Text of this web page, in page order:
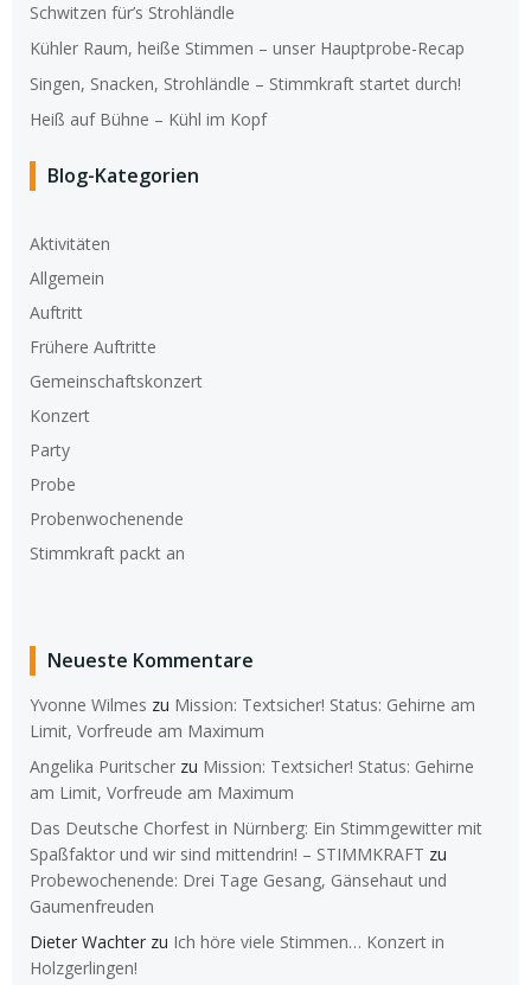
Schwitzen für’s Strohländle
Kühler Raum, heiße Stimmen – unser Hauptprobe-Recap
Singen, Snacken, Strohländle – Stimmkraft startet durch!
Heiß auf Bühne – Kühl im Kopf
Blog-Kategorien
Aktivitäten
Allgemein
Auftritt
Frühere Auftritte
Gemeinschaftskonzert
Konzert
Party
Probe
Probenwochenende
Stimmkraft packt an
Neueste Kommentare
Yvonne Wilmes zu Mission: Textsicher! Status: Gehirne am
Limit, Vorfreude am Maximum
Angelika Puritscher zu Mission: Textsicher! Status: Gehirne
am Limit, Vorfreude am Maximum
Das Deutsche Chorfest in Nürnberg: Ein Stimmgewitter mit
Spaßfaktor und wir sind mittendrin! – STIMMKRAFT zu
Probewochenende: Drei Tage Gesang, Gänsehaut und
Gaumenfreuden
Dieter Wachter zu Ich höre viele Stimmen… Konzert in
Holzgerlingen!